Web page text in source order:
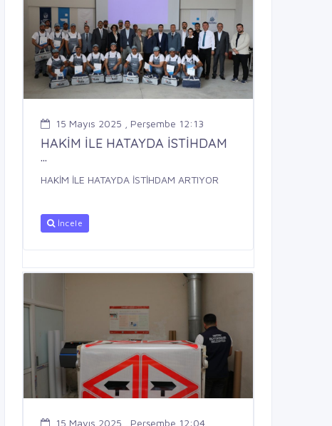
15 Mayıs 2025 , Perşembe 12:13
HAKİM İLE HATAYDA İSTİHDAM
...
HAKİM İLE HATAYDA İSTİHDAM ARTIYOR
İncele
15 Mayıs 2025 , Perşembe 12:04